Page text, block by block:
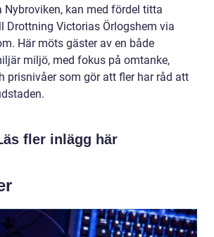
Nybroviken, kan med fördel titta
Drottning Victorias Örlogshem via
Här möts gäster av en både
miljö, med fokus på omtanke,
prisnivåer som gör att fler har råd att
fler inlägg här